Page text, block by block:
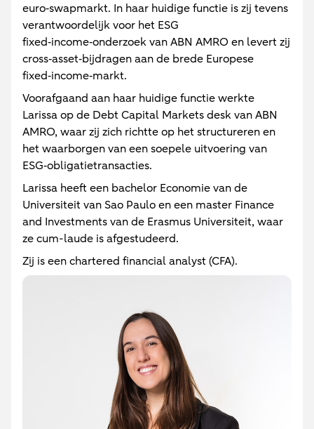
euro‑swapmarkt. In haar huidige functie is zij tevens
verantwoordelijk voor het ESG
fixed‑income‑onderzoek van ABN AMRO en levert zij
cross‑asset‑bijdragen aan de brede Europese
fixed‑income‑markt.
Voorafgaand aan haar huidige functie werkte
Larissa op de Debt Capital Markets desk van ABN
AMRO, waar zij zich richtte op het structureren en
het waarborgen van een soepele uitvoering van
ESG‑obligatietransacties.
Larissa heeft een bachelor Economie van de
Universiteit van Sao Paulo en een master Finance
and Investments van de Erasmus Universiteit, waar
ze cum-laude is afgestudeerd.
Zij is een chartered financial analyst (CFA).